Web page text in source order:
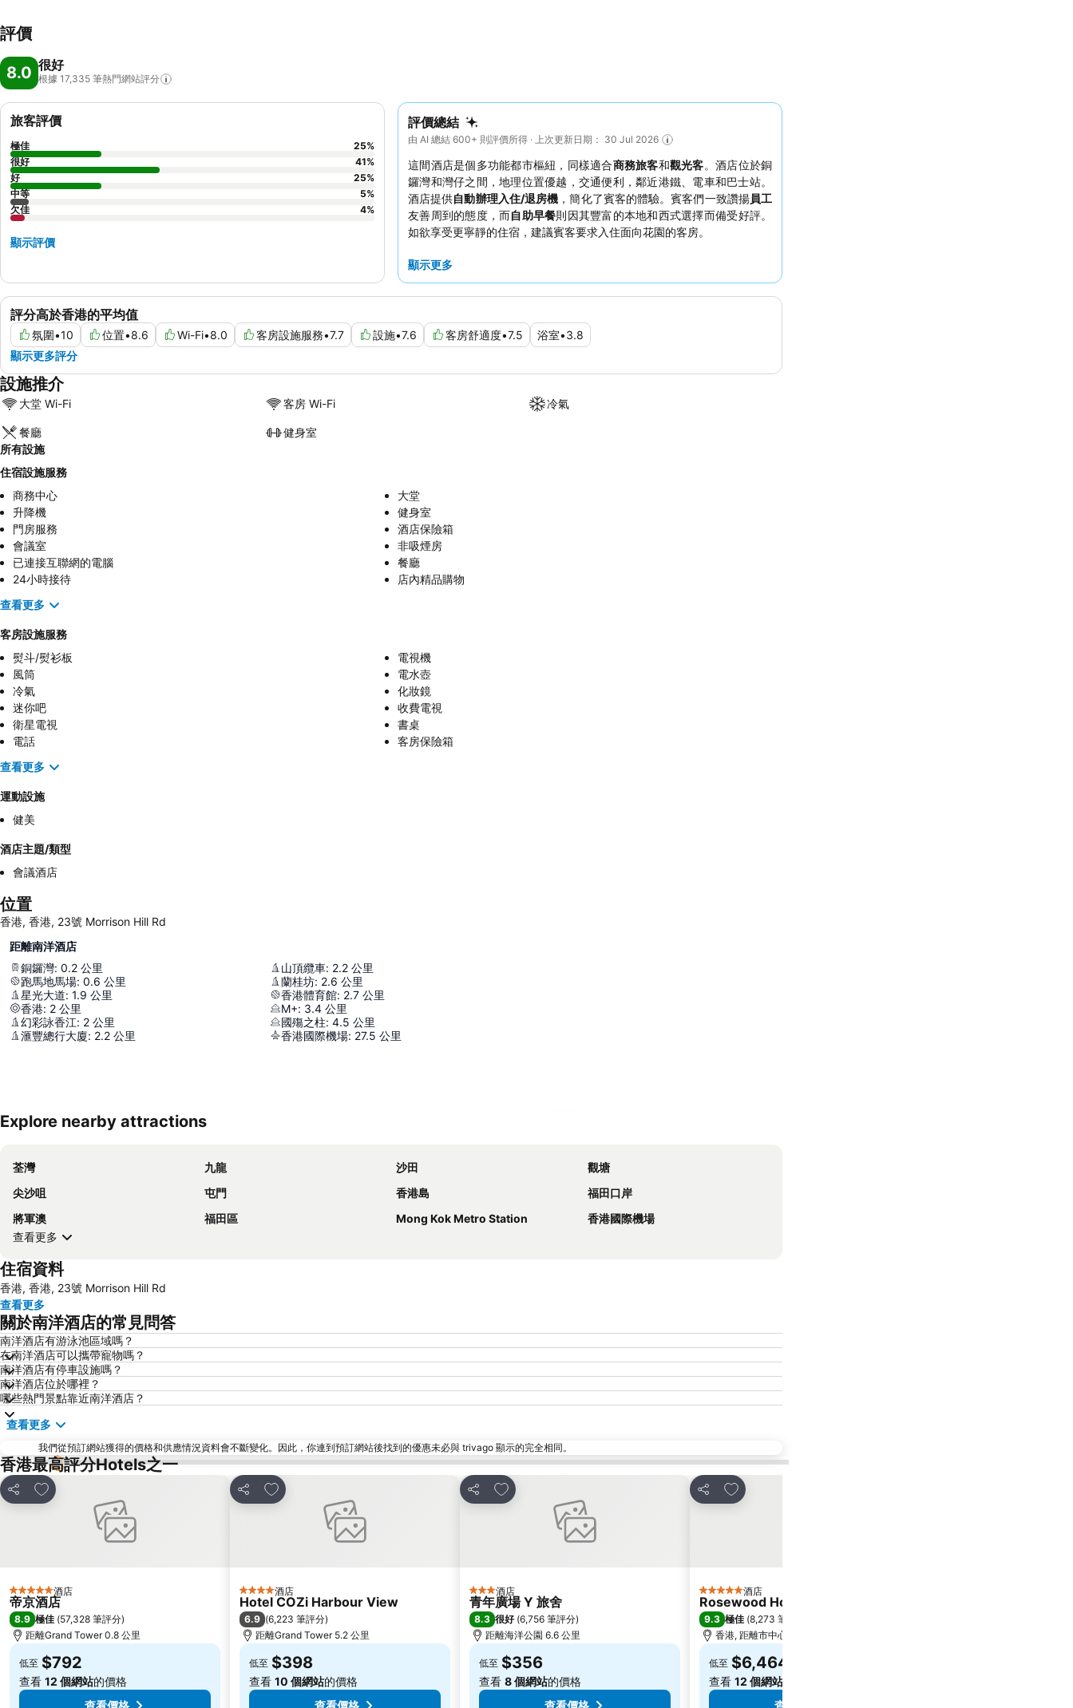
評價
8.0 很好
根據 17,335 筆熱門網站評分
評價總結
由 AI 總結 600+ 則評價所得 · 上次更新日期： 30 Jul 2026
這間酒店是個多功能都市樞紐，同樣適合商務旅客和觀光客。酒店位於銅
鑼灣和灣仔之間，地理位置優越，交通便利，鄰近港鐵、電車和巴士站。
酒店提供自動辦理入住/退房機 ，簡化了賓客的體驗。賓客們一致讚揚員工
友善周到的態度，而自助早餐則因其豐富的本地和西式選擇而備受好評。
如欲享受更寧靜的住宿，建議賓客要求入住面向花園的客房。
顯示更多
評分高於香港的平均值
氛圍•10 位置•8.6 Wi-Fi•8.0 客房設施服務•7.7 設施•7.6 客房舒適度•7.5 浴室•3.8
顯示更多評分
旅客評價
極佳 25%
很好
41%
好
25%
中等
5%
欠佳
4%
顯示評價
設施推介
大堂 Wi-Fi 客房 Wi-Fi 冷氣
餐廳
健身室
所有設施
住宿設施服務
商務中心
大堂
升降機
健身室
門房服務
酒店保險箱
會議室
非吸煙房
已連接互聯網的電腦
餐廳
24小時接待
店內精品購物
查看更多
客房設施服務
熨斗/熨衫板
電視機
風筒
電水壺
冷氣
化妝鏡
迷你吧
收費電視
衛星電視
書桌
電話
客房保險箱
查看更多
運動設施
健美
酒店主題/類型
會議酒店
位置
香港, 香港, 23號 Morrison Hill Rd
距離南洋酒店
銅鑼灣: 0.2 公里
跑馬地馬場: 0.6 公里
星光大道: 1.9 公里
香港: 2 公里
幻彩詠香江: 2 公里
滙豐總行大廈: 2.2 公里
山頂纜車: 2.2 公里
蘭桂坊: 2.6 公里
香港體育館: 2.7 公里
M+: 3.4 公里
國殤之柱: 4.5 公里
香港國際機場: 27.5 公里
Explore nearby attractions
荃灣 九龍 沙田
觀塘
尖沙咀
屯門 香港島
福田口岸
將軍澳
福田區 Mong Kok Metro Station
香港國際機場
查看更多
住宿資料
香港, 香港, 23號 Morrison Hill Rd
查看更多
關於南洋酒店的常見問答
南洋酒店有游泳池區域嗎？
在南洋酒店可以攜帶寵物嗎？
南洋酒店有停車設施嗎？
南洋酒店位於哪裡？
哪些熱門景點靠近南洋酒店？
查看更多
我們從預訂網站獲得的價格和供應情況資料會不斷變化。因此，你連到預訂網站後找到的優惠未必與 trivago 顯示的完全相同。
香港最高評分Hotels之一
分享
放到收藏夾
5 星級 酒店
帝京酒店
8.9 極佳 (57,328 筆評分)
距離Grand Tower 0.8 公里
低至 $792
查看 12 個網站的價格
分享
放到收藏夾
4 星級 酒店
Hotel COZi Harbour View
6.9 (6,223 筆評分)
距離Grand Tower 5.2 公里
低至 $398
查看 10 個網站的價格
分享
放到收藏夾
3 星級酒店
青年廣場 Y 旅舍
8.3 很好 (6,756 筆評分)
距離海洋公園 6.6 公里
低至 $356
查看 8 個網站的價格
分享
放到收藏夾
5 星級 酒店
Rosewood Hong Kong
9.3 極佳 (8,273 筆評分
香港, 距離市中心 2.0 公里
低至 $6,464
查看 12 個網站